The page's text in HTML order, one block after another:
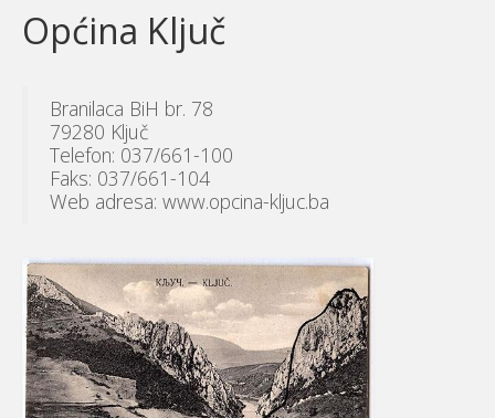
Općina Ključ
Branilaca BiH br. 78
79280 Ključ
Telefon: 037/661-100
Faks: 037/661-104
Web adresa: www.opcina-kljuc.ba